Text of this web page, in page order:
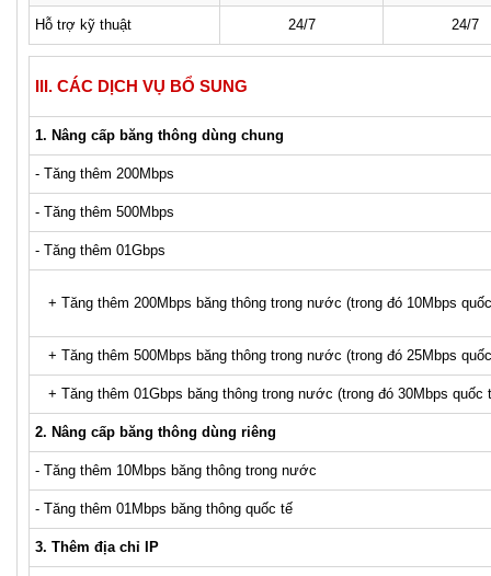
Hỗ trợ kỹ thuật 24/7 24/7
III. CÁC DỊCH VỤ BỔ SUNG
1. Nâng cấp băng thông dùng chung
- Tăng thêm 200Mbps
- Tăng thêm 500Mbps
- Tăng thêm 01Gbps
+ Tăng thêm 200Mbps băng thông trong nước (trong đó 10Mbps
+ Tăng thêm 500Mbps băng thông trong nước (trong đó 25Mbps
+ Tăng thêm 01Gbps băng thông trong nước (trong đó 30Mbps quốc
2. Nâng cấp băng thông dùng riêng
- Tăng thêm 10Mbps băng thông trong nước
- Tăng thêm 01Mbps băng thông quốc tế
3. Thêm địa chỉ IP